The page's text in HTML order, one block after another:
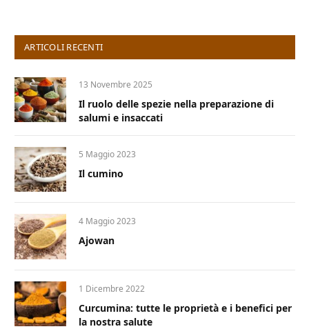
ARTICOLI RECENTI
13 Novembre 2025
Il ruolo delle spezie nella preparazione di
salumi e insaccati
5 Maggio 2023
Il cumino
4 Maggio 2023
Ajowan
1 Dicembre 2022
Curcumina: tutte le proprietà e i benefici per
la nostra salute